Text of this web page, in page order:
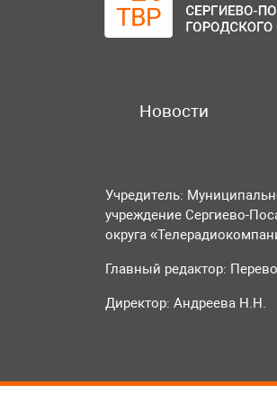
Новости
Учредитель:
учреждение Сергиево-
округа
Главный редактор:
Директор: Андреева Н.Н.